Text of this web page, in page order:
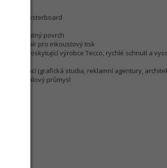
PLB550 Posterboard
semimatný povrch
papír pro inkoustový tisk
poskytující výrobce Tecco, rychlé schnutí a
prezentací (grafická studia, reklamní agentury,
pro obalový průmysl